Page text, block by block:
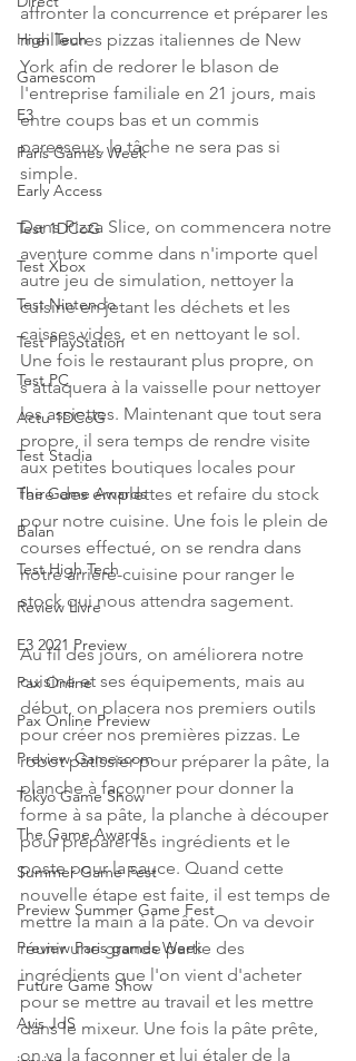
High Tech
Gamescom
E3
Paris Games Week
Early Access
Test 1DCoG
Test Xbox
Test Nintendo
Test PlayStation
Test PC
Actu 1DCoG
Test Stadia
The Game Awards
Balan
Test High Tech
Review Livre
E3 2021 Preview
Pax Online
Pax Online Preview
Preview Gamescom
Tokyo Game Show
The Game Awards
Summer Game Fest
Preview Summer Game Fest
Preview Paris games Week
Future Game Show
Avis JdS
affronter la concurrence et préparer les
meilleures pizzas italiennes de New
York afin de redorer le blason de
l'entreprise familiale en 21 jours, mais
entre coups bas et un commis
paresseux, la tâche ne sera pas si
simple.
Dans Pizza Slice, on commencera notre
aventure comme dans n'importe quel
autre jeu de simulation, nettoyer la
cuisine en jetant les déchets et les
caisses vides, et en nettoyant le sol.
Une fois le restaurant plus propre, on
s'attaquera à la vaisselle pour nettoyer
les assiettes. Maintenant que tout sera
propre, il sera temps de rendre visite
aux petites boutiques locales pour
faire des emplettes et refaire du stock
pour notre cuisine. Une fois le plein de
courses effectué, on se rendra dans
notre arrière-cuisine pour ranger le
stock qui nous attendra sagement.
Au fil des jours, on améliorera notre
cuisine et ses équipements, mais au
début, on placera nos premiers outils
pour créer nos premières pizzas. Le
robot pâtissier pour préparer la pâte, la
planche à façonner pour donner la
forme à sa pâte, la planche à découper
pour préparer les ingrédients et le
poste pour la sauce. Quand cette
nouvelle étape est faite, il est temps de
mettre la main à la pâte. On va devoir
réunir une grande partie des
ingrédients que l'on vient d'acheter
pour se mettre au travail et les mettre
dans le mixeur. Une fois la pâte prête,
on va la façonner et lui étaler de la